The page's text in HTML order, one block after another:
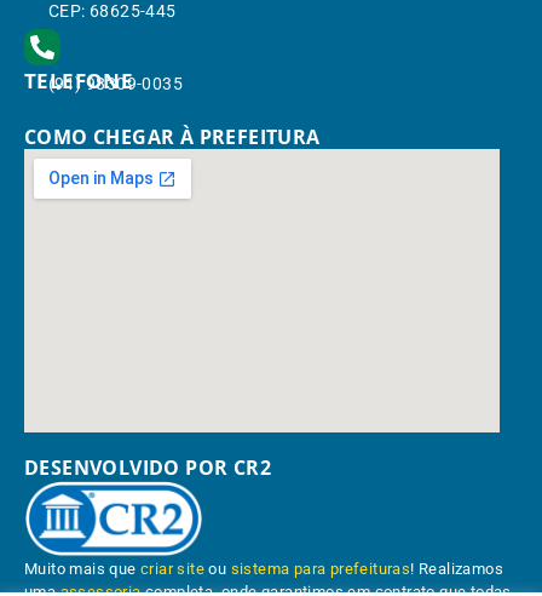
CEP: 68625-445
TELEFONE
(91) 98309-0035
COMO CHEGAR À PREFEITURA
DESENVOLVIDO POR CR2
Muito mais quecriar site ou sistema para prefeituras! Realizamos
umaassessoriacompleta, onde garantimos em contrato que todas